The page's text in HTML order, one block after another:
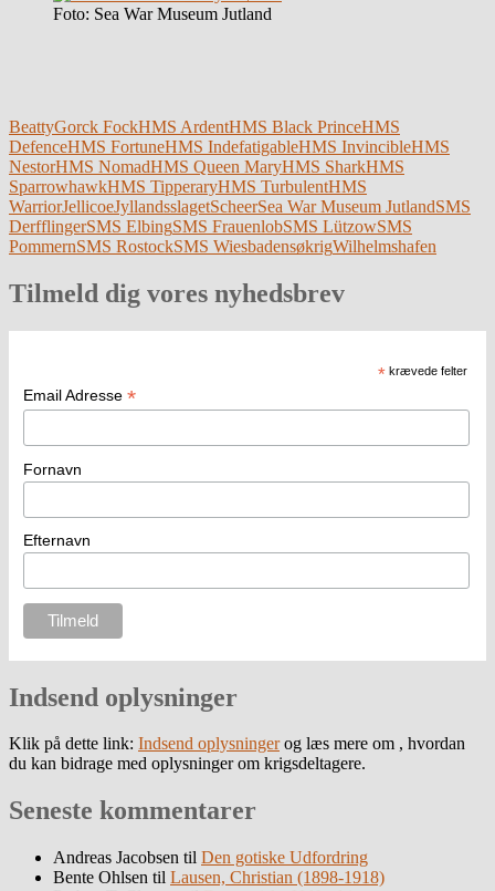
Foto: Sea War Museum Jutland
BeattyGorck FockHMS ArdentHMS Black PrinceHMS
DefenceHMS FortuneHMS IndefatigableHMS InvincibleHMS
NestorHMS NomadHMS Queen MaryHMS SharkHMS
SparrowhawkHMS TipperaryHMS TurbulentHMS
WarriorJellicoeJyllandsslagetScheerSea War Museum JutlandSMS
DerfflingerSMS ElbingSMS FrauenlobSMS LützowSMS
PommernSMS RostockSMS WiesbadensøkrigWilhelmshafen
Tilmeld dig vores nyhedsbrev
* krævede felter
Email Adresse *
Fornavn
Efternavn
Indsend oplysninger
Klik på dette link: Indsend oplysningerog læs mere om , hvordan
du kan bidrage med oplysninger om krigsdeltagere.
Seneste kommentarer
Andreas Jacobsen til Den gotiske Udfordring
Bente Ohlsen til Lausen, Christian (1898-1918)